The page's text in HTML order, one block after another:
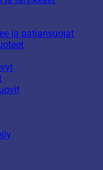
ja patjansuojat